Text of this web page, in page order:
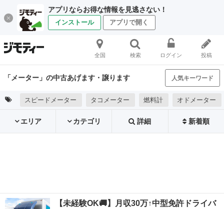
アプリならお得な情報を見逃さない！
インストール アプリで開く
全国 検索 ログイン 投稿
「メーター」の中古あげます・譲ります 人気キーワード
スピードメーター タコメーター 燃料計 オドメーター
エリア カテゴリ 詳細 新着順
【未経験OK🚚】月収30万↑中型免許ドライバ